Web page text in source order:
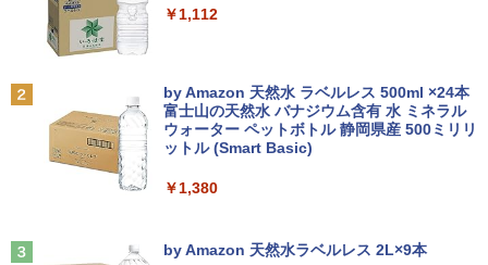
1TB 12インチ液晶 WUXGA 1920x1200
ノート Wi-Fi HDMI ノートPC 大手国産メ
ーカー 小型 軽量 パソコン 中古パソコン
オフィス office 中古
￥49,800
2
00-8/11 01:59】Xiaomi Monitor A24i 20
26 ディスプレイ 1080P 23.8インチ 144
Hzリフレッシュレート sRGB99% 1670
万色 300nits ΔE＜1 低ブルーライト 大
スタンド VESA
￥1,870
九条の大罪（17） 【電子書籍】[ 真鍋昌
￥759
Anker Soundcore P31i ホワイト
￥5,990
ラック
￥250
BRUCE WAYNE feat. Flo Milli, ATL Jacob
[Explicit]
￥250
￥1,112
by Amazon 天然水 ラベルレス 500ml ×24本
富士山の天然水 バナジウム含有 水 ミネラル
ウォーター ペットボトル 静岡県産 500ミリリ
ットル (Smart Basic)
￥1,380
by Amazon 天然水ラベルレス 2L×9本